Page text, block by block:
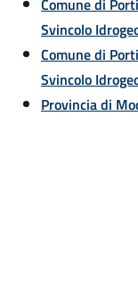
Comune di
Svincolo
Comune di
Svincolo
Provincia di